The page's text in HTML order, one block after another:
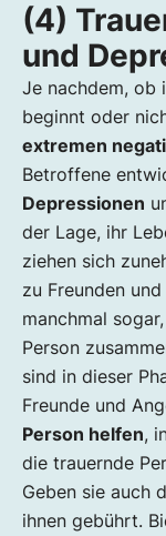
(4)
und
Je nachdem, ob
beginnt oder
extremen
Betroffene
Depressionen
der Lage, ihr
ziehen sich
zu Freunden
manchmal
Person
sind in dieser
Freunde und
Person helfen,
die trauernde
Geben sie auch
ihnen gebührt.